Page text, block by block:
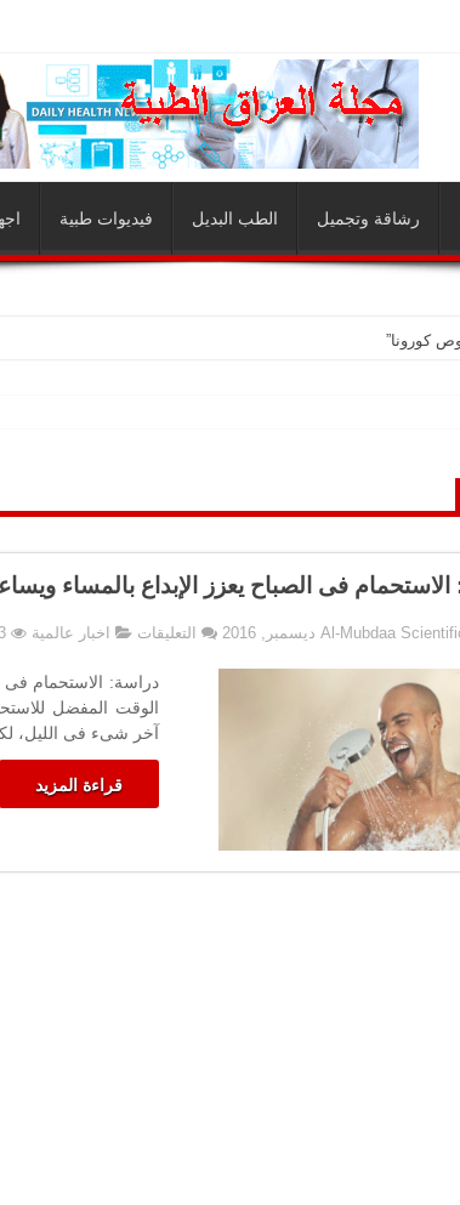
رشاقة وتجميل الطب البديل فيديوات طبية
كورونا”
فى الصباح يعزز الإبداع بالمساء
Al-Mubdaa التعليقاتعلى
الاستحمام
يعزز
بالمساء
اخبار عالمية
دراسة: الاستحمام فى
الوقت المفضل
آخر شىء فى الليل،
قراءة المزيد